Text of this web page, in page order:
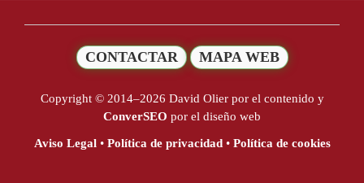
Copyright © 2014–2026 David Olier por el contenido y
ConverSEO por el diseño web
Aviso Legal• Política de privacidad• Política de cookies
CONTACTAR MAPA WEB